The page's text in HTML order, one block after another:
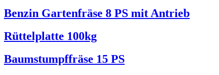
Benzin Gartenfräse 8 PS mit Antrieb
Rüttelplatte 100kg
Baumstumpffräse 15 PS